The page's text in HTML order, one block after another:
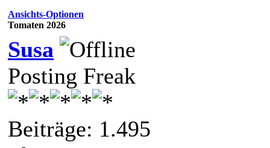
Ansichts-Optionen
Tomaten 2026
Susa
Posting Freak
Beiträge: 1.495